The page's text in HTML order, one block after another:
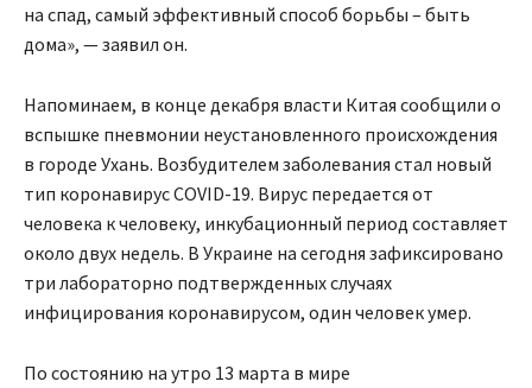
на спад, самый эффективный способ борьбы – быть
дома», — заявил он.
Напоминаем, в конце декабря власти Китая сообщили о
вспышке пневмонии неустановленного происхождения
в городе Ухань. Возбудителем заболевания стал новый
тип коронавирус COVID-19. Вирус передается от
человека к человеку, инкубационный период составляет
около двух недель. В Украине на сегодня зафиксировано
три лабораторно подтвержденных случаях
инфицирования коронавирусом, один человек умер.
По состоянию на утро 13 марта в мире